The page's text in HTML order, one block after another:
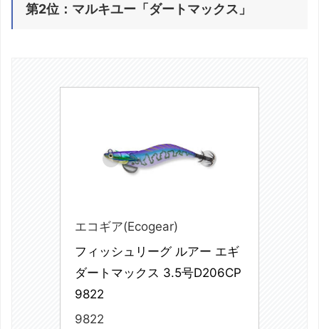
第2位：マルキユー「ダートマックス」
エコギア(Ecogear)
フィッシュリーグ ルアー エギ
ダートマックス 3.5号D206CP
9822
9822